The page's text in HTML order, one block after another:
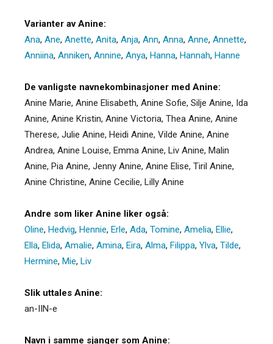
Varianter av Anine:
Ana, Ane, Anette, Anita, Anja, Ann, Anna, Anne, Annette,
Anniina, Anniken, Annine, Anya, Hanna, Hannah, Hanne
De vanligste navnekombinasjoner med Anine:
Anine Marie, Anine Elisabeth, Anine Sofie, Silje Anine, Ida
Anine, Anine Kristin, Anine Victoria, Thea Anine, Anine
Therese, Julie Anine, Heidi Anine, Vilde Anine, Anine
Andrea, Anine Louise, Emma Anine, Liv Anine, Malin
Anine, Pia Anine, Jenny Anine, Anine Elise, Tiril Anine,
Anine Christine, Anine Cecilie, Lilly Anine
Andre som liker Anine liker også:
Oline, Hedvig, Hennie, Erle, Ada, Tomine, Amelia, Ellie,
Ella, Elida, Amalie, Amina, Eira, Alma, Filippa, Ylva, Tilde,
Hermine, Mie, Liv
Slik uttales Anine:
an-IIN-e
Navn i samme sjanger som Anine: